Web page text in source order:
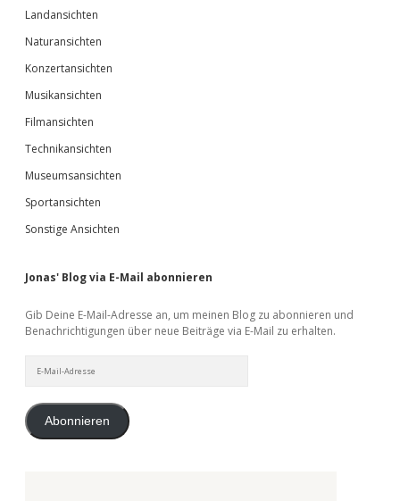
Landansichten
Naturansichten
Konzertansichten
Musikansichten
Filmansichten
Technikansichten
Museumsansichten
Sportansichten
Sonstige Ansichten
Jonas' Blog via E-Mail abonnieren
Gib Deine E-Mail-Adresse an, um meinen Blog zu abonnieren und
Benachrichtigungen über neue Beiträge via E-Mail zu erhalten.
Mail-
Abonnieren